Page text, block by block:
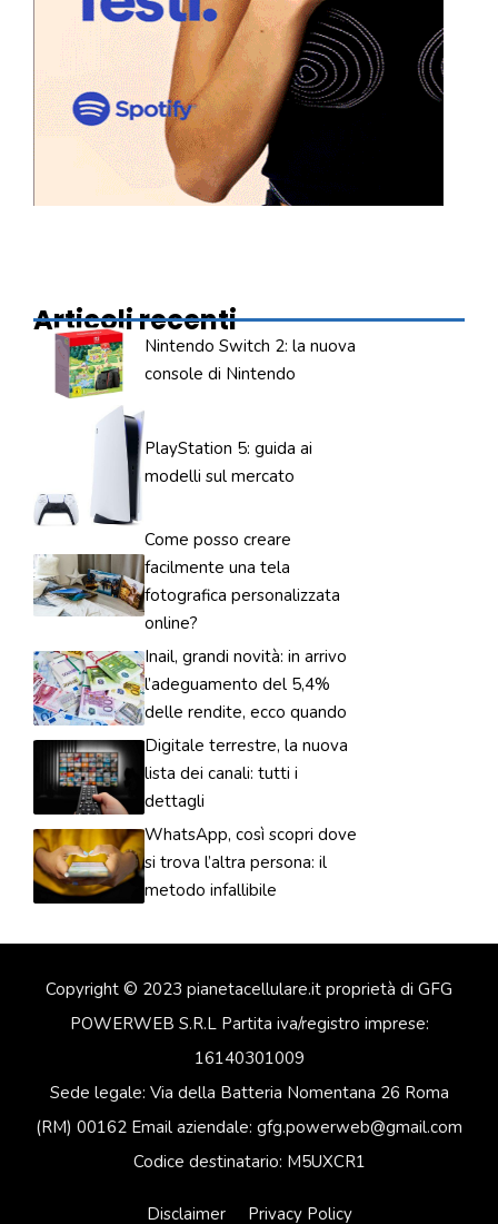
Articoli recenti
Nintendo Switch 2: la nuova
console di Nintendo
PlayStation 5: guida ai
modelli sul mercato
Come posso creare
facilmente una tela
fotografica personalizzata
online?
Inail, grandi novità: in arrivo
l’adeguamento del 5,4%
delle rendite, ecco quando
Digitale terrestre, la nuova
lista dei canali: tutti i
dettagli
WhatsApp, così scopri dove
si trova l’altra persona: il
metodo infallibile
Copyright © 2023 pianetacellulare.it proprietà di GFG
POWERWEB S.R.L Partita iva/registro imprese:
16140301009
Sede legale: Via della Batteria Nomentana 26 Roma
(RM) 00162 Email aziendale: gfg.powerweb@gmail.com
Codice destinatario: M5UXCR1
Disclaimer Privacy Policy